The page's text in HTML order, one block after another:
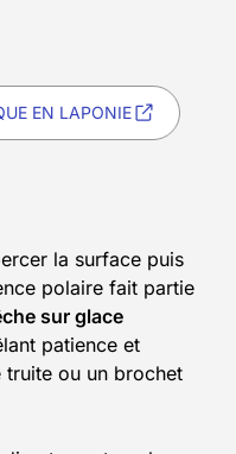
EN LAPONIE
la surface puis
polaire fait partie
sur glace
patience et
truite ou un brochet